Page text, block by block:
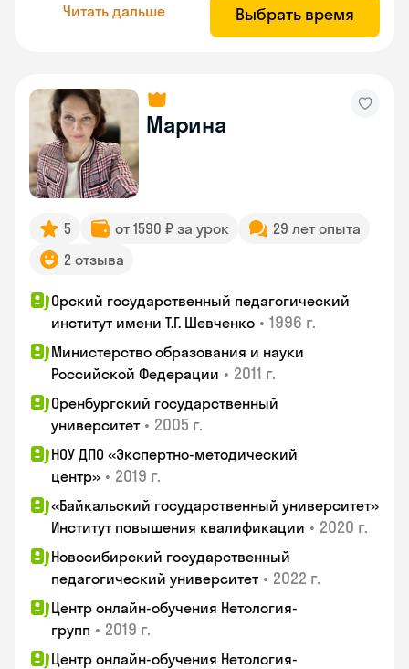
Читать дальше Выбрать время
Марина
5 от 1590 ₽ за урок
29 лет опыта
2 отзыва
Орский государственный педагогический
институт имени Т.Г. Шевченко • 1996 г.
Министерство образования и науки
Российской Федерации • 2011 г.
Оренбургский государственный
университет • 2005 г.
НОУ ДПО «Экспертно-методический
центр» • 2019 г.
«Байкальский государственный университет»
Институт повышения квалификации • 2020 г.
Новосибирский государственный
педагогический университет • 2022 г.
Центр онлайн-обучения Нетология-
групп • 2019 г.
Центр онлайн-обучения Нетология-